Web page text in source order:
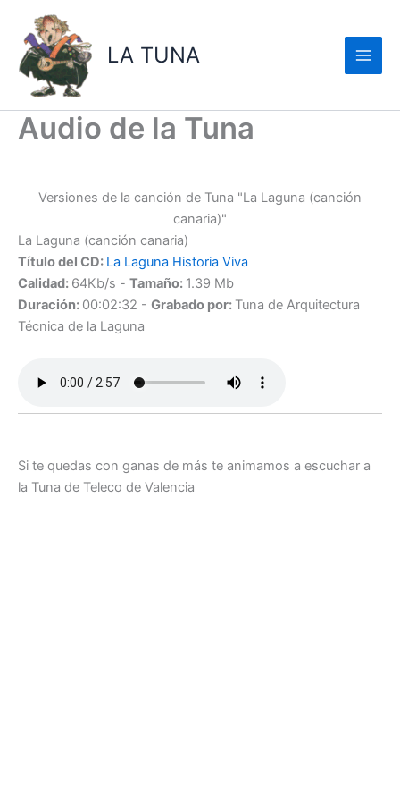
contenido
LA TUNA
Audio de la Tuna
Versiones de la canción de Tuna "La Laguna (canción
canaria)"
La Laguna (canción canaria)
Título del CD: La Laguna Historia Viva
Calidad: 64Kb/s - Tamaño: 1.39 Mb
Duración: 00:02:32 - Grabado por: Tuna de Arquitectura
Técnica de la Laguna
Si te quedas con ganas de más te animamos a escuchar a
la Tuna de Teleco de Valencia